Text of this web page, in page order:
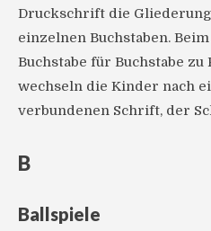
Druckschrift die
einzelnen Buchstaben.
Buchstabe für Buchstabe
wechseln die Kinder nach
verbundenen Schrift, der
B
Ballspiele